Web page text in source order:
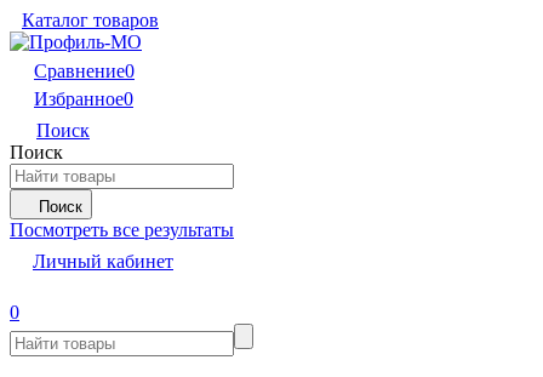
Каталог товаров
Сравнение0
Избранное0
Поиск
Поиск
Поиск
Посмотреть все результаты
Личный кабинет
0